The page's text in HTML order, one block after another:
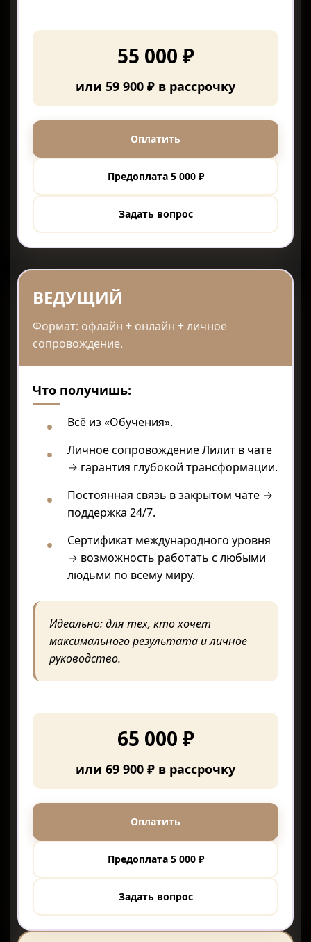
55 000 ₽
или 59 900 ₽ в рассрочку
Оплатить
Предоплата 5 000 ₽
Задать вопрос
ВЕДУЩИЙ
Формат: офлайн + онлайн + личное
сопровождение.
Что получишь:
Всё из «Обучения».
Личное сопровождение Лилит в чате
→ гарантия глубокой трансформации.
Постоянная связь в закрытом чате →
поддержка 24/7.
Сертификат международного уровня
→ возможность работать с любыми
людьми по всему миру.
Идеально: для тех, кто хочет
максимального результата и личное
руководство.
65 000 ₽
или 69 900 ₽ в рассрочку
Оплатить
Предоплата 5 000 ₽
Задать вопрос